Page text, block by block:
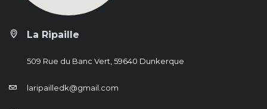
La Ripaille
509 Rue du Banc Vert, 59640 Dunkerque
laripailledk@gmail.com